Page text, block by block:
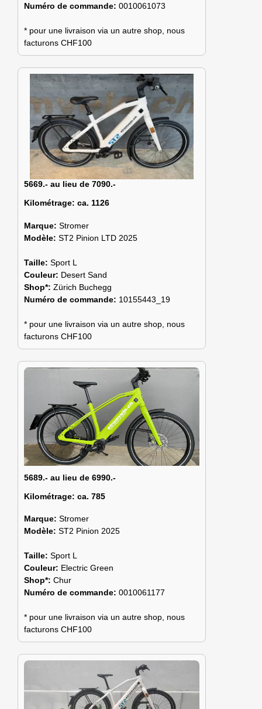
Numéro de commande: 0010061073
* pour une livraison via un autre shop, nous
facturons CHF100
5669.- au lieu de 7090.-
Kilométrage: ca. 1126
Marque: Stromer
Modèle: ST2 Pinion LTD 2025
Taille: Sport L
Couleur: Desert Sand
Shop*: Zürich Buchegg
Numéro de commande: 10155443_19
* pour une livraison via un autre shop, nous
facturons CHF100
5689.- au lieu de 6990.-
Kilométrage: ca. 785
Marque: Stromer
Modèle: ST2 Pinion 2025
Taille: Sport L
Couleur: Electric Green
Shop*: Chur
Numéro de commande: 0010061177
* pour une livraison via un autre shop, nous
facturons CHF100